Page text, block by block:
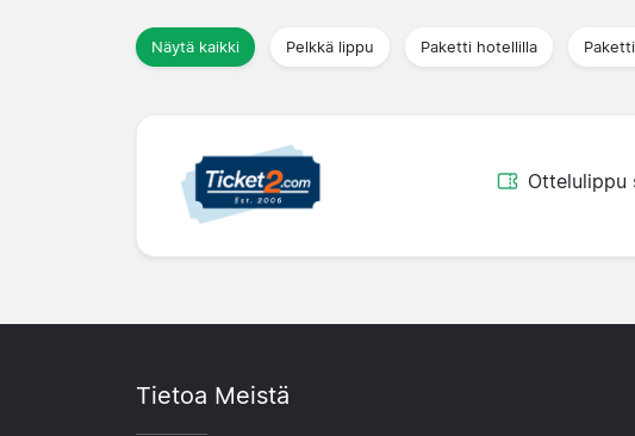
Näytä kaikki Pelkkä lippu Paketti hotellilla
Ottelulippu
Tietoa Meistä